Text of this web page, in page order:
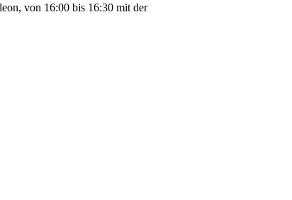
von 16:00 bis 16:30 mit der